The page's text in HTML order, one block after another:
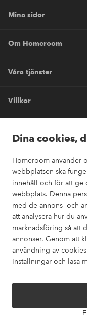
Dina cookies,
Homeroom använder
webbplatsen ska
innehåll och för att ge
webbplats. Denna
med de annons- och
att analysera hur du
marknadsföring så att
annonser. Genom att
användning av
Inställningar och läsa
Mina sidor
Om Homeroom
Våra tjänster
Villkor
Vill du veta